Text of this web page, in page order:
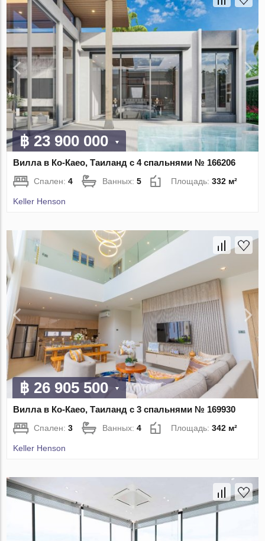
฿ 23 900 000
Вилла в Ко-Каео, Таиланд с 4 спальнями № 166206
Спален:4 Ванных:5 Площадь:332 м²
Keller Henson
฿ 26 905 500
Вилла в Ко-Каео, Таиланд с 3 спальнями № 169930
Спален:3 Ванных:4 Площадь:342 м²
Keller Henson